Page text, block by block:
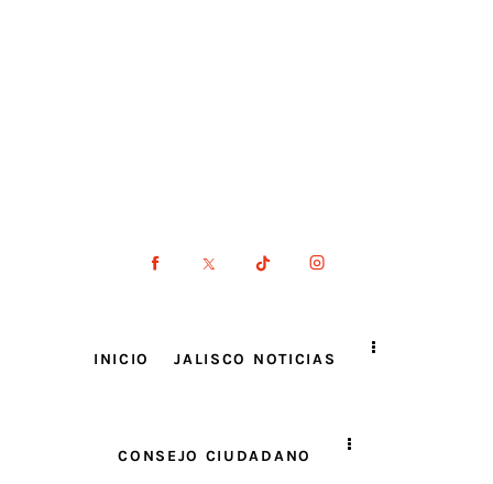
INICIO JALISCO NOTICIAS
CONSEJO CIUDADANO